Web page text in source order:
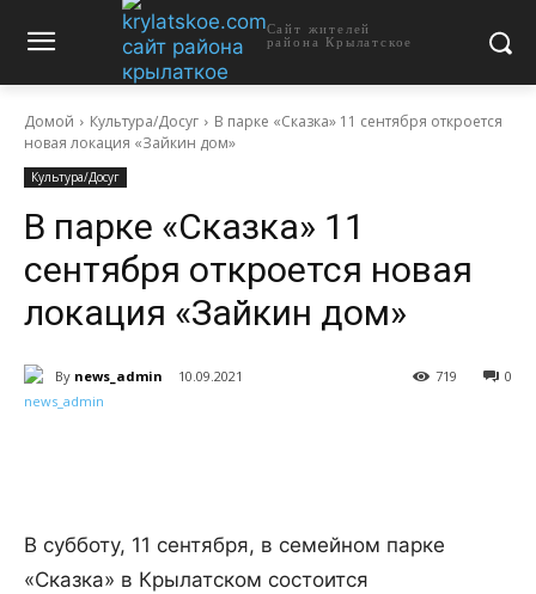
Сайт жителей
района Крылатское
Домой Культура/Досуг
В парке «Сказка» 11 сентября откроется
новая локация «Зайкин дом»
Культура/Досуг
В парке «Сказка» 11
сентября откроется новая
локация «Зайкин дом»
By news_admin 10.09.2021 0
719
В субботу, 11 сентября, в семейном парке
«Сказка» в Крылатском состоится